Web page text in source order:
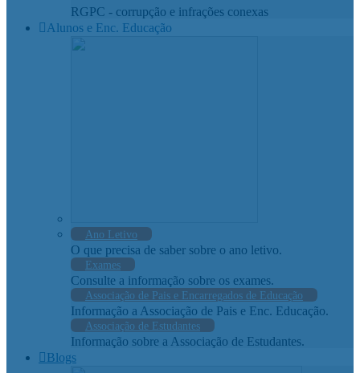
RGPC - corrupção e infrações conexas
Alunos e Enc. Educação
Ano Letivo
O que precisa de saber sobre o ano letivo.
Exames
Consulte a informação sobre os exames.
Associação de Pais e Encarregados de Educação
Informação a Associação de Pais e Enc. Educação.
Associação de Estudantes
Informação sobre a Associação de Estudantes.
Blogs